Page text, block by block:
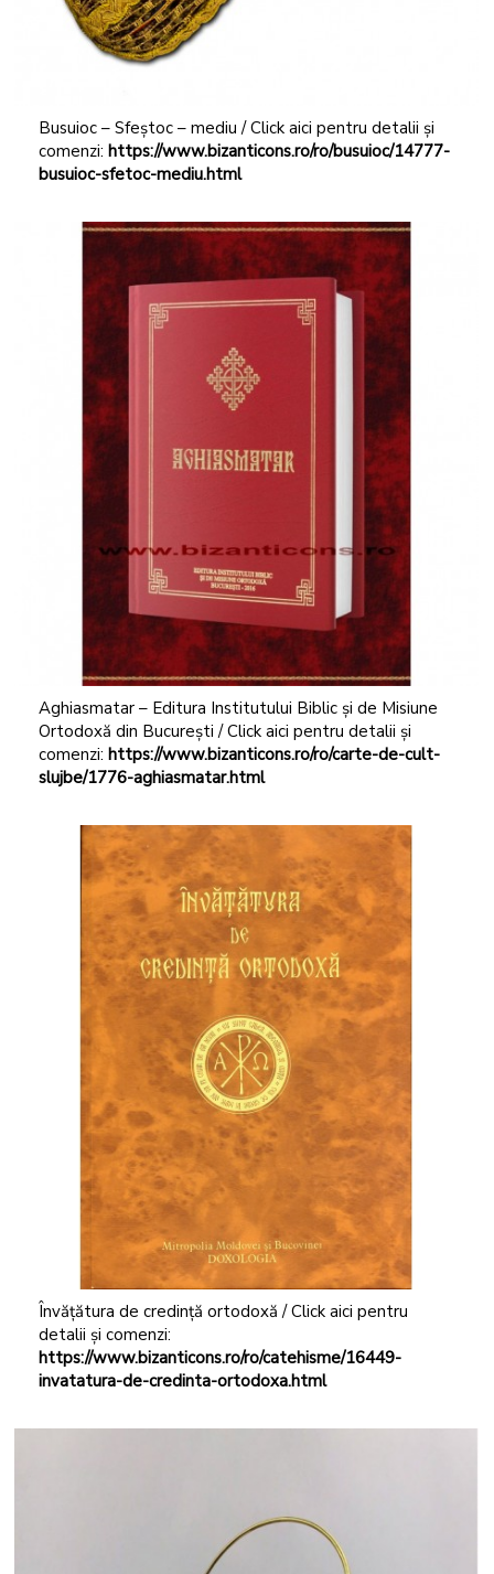
Busuioc – Sfeștoc – mediu / Click aici pentru detalii și
comenzi: https://www.bizanticons.ro/ro/busuioc/14777-
busuioc-sfetoc-mediu.html
Aghiasmatar – Editura Institutului Biblic și de Misiune
Ortodoxă din București / Click aici pentru detalii și
comenzi: https://www.bizanticons.ro/ro/carte-de-cult-
slujbe/1776-aghiasmatar.html
Învățătura de credință ortodoxă / Click aici pentru
detalii și comenzi:
https://www.bizanticons.ro/ro/catehisme/16449-
invatatura-de-credinta-ortodoxa.html